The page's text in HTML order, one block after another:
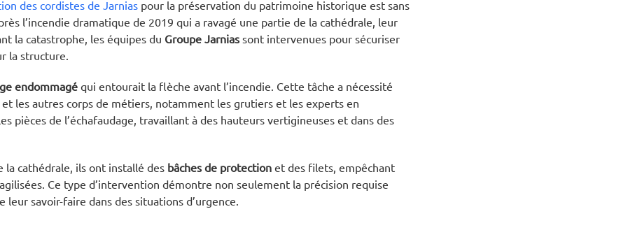
des cordistes de Jarnias pour la préservation du patrimoine historique est sans
l’incendie dramatique de 2019 qui a ravagé une partie de la cathédrale, leur
la catastrophe, les équipes du Groupe Jarnias sont intervenues pour sécuriser
la structure.
endommagéqui entourait la flèche avant l’incendie. Cette tâche a nécessité
les autres corps de métiers, notamment les grutiers et les experts en
pièces de l’échafaudage, travaillant à des hauteurs vertigineuses et dans des
la cathédrale, ils ont installé des bâches de protection et des filets, empêchant
Ce type d’intervention démontre non seulement la précision requise
savoir-faire dans des situations d’urgence.